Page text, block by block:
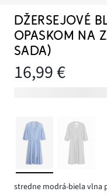
DŽERSEJOVÉ
OPASKOM NA
SADA)
16,99 €
stredne modrá-biela vlna